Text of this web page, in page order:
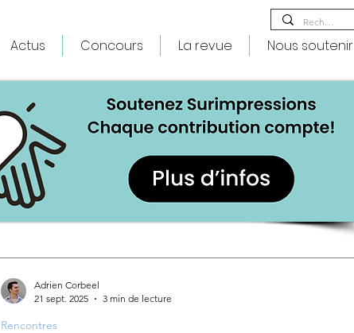
Actus Concours La revue Nous soutenir
Rencontres
Adrien Corbeel
21 sept. 2025
3 min de lecture